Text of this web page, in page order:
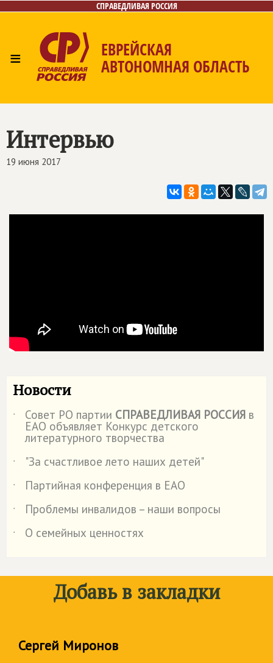
СПРАВЕДЛИВАЯ РОССИЯ
≡ ЕВРЕЙСКАЯ
АВТОНОМНАЯ ОБЛАСТЬ
Интервью
19 июня 2017
Новости
˙ Совет РО партии СПРАВЕДЛИВАЯ РОССИЯ в
ЕАО объявляет Конкурс детского
литературного творчества
˙
"За счастливое лето наших детей"
˙
Партийная конференция в ЕАО
˙
Проблемы инвалидов – наши вопросы
˙
О семейных ценностях
Добавь в закладки
Сергей Миронов